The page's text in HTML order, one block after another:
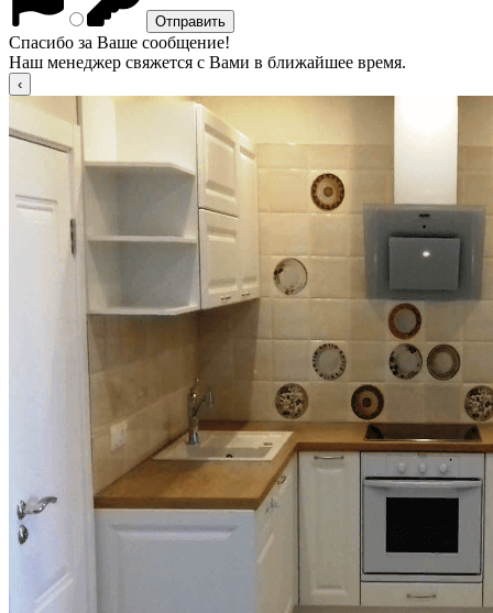
Спасибо за Ваше сообщение!
Наш менеджер свяжется с Вами в ближайшее время.